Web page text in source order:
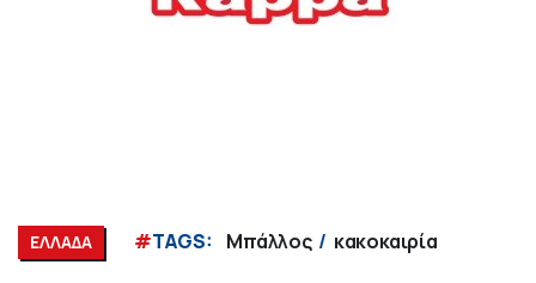
ΕΛΛΑΔΑ #TAGS: Μπάλλος κακοκαιρία